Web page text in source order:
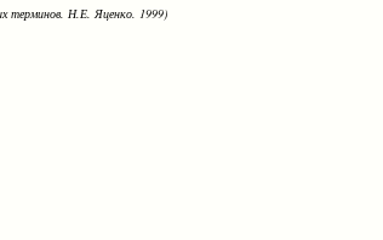
терминов. Н.Е. Яценко. 1999)